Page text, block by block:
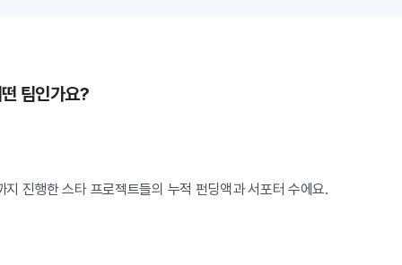
팀인가요?
진행한 스타 프로젝트들의 누적 펀딩액과 서포터 수에요.